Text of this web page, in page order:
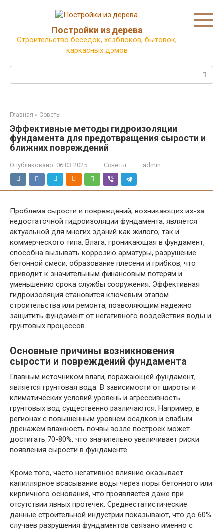
Постройки из дерева
Строительство беседок, хозблоков, бытовок,
каркасных домов
Главная » Советы
Эффективные методы гидроизоляции
фундамента для предотвращения сырости и
ближних повреждений
Опубликовано: 06.03.2025 Советы admin
Проблема сырости и повреждений, возникающих из-за
недостаточной гидроизоляции фундамента, является
актуальной для многих зданий как жилого, так и
коммерческого типа. Влага, проникающая в фундамент,
способна вызывать коррозию арматуры, разрушение
бетонной смеси, образование плесени и грибков, что
приводит к значительным финансовым потерям и
уменьшению срока службы сооружения. Эффективная
гидроизоляция становится ключевым этапом
строительства или ремонта, позволяющим надежно
защитить фундамент от негативного воздействия воды и
грунтовых процессов.
Основные причины возникновения
сырости и повреждений фундамента
Главным источником влаги, поражающей фундамент,
является грунтовая вода. В зависимости от широты и
климатических условий уровень и агрессивность
грунтовых вод существенно различаются. Например, в
регионах с повышенным уровнем осадков и слабым
дренажем влажность почвы возле построек может
достигать 70-80%, что значительно увеличивает риски
появления сырости в фундаменте.
Кроме того, часто негативное влияние оказывает
капиллярное всасывание воды через поры бетонного или
кирпичного основания, что проявляется даже при
отсутствии явных протечек. Среднестатистические
данные строительной индустрии показывают, что до 60%
случаев разрушения фундаментов связано именно с